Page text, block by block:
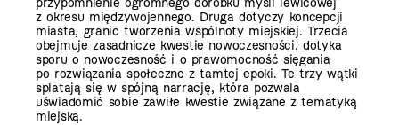
z okresu międzywojennego. Druga dotyczy koncepcji
miasta, granic tworzenia wspólnoty miejskiej. Trzecia
obejmuje zasadnicze kwestie nowoczesności, dotyka
sporu o nowoczesność i o prawomocność sięgania
po rozwiązania społeczne z tamtej epoki. Te trzy wątki
splatają się w spójną narrację, która pozwala
uświadomić sobie zawiłe kwestie związane z tematyką
miejską.